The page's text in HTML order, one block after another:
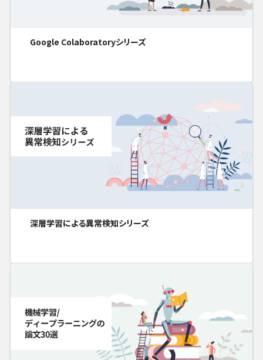
Google Colaboratoryシリーズ
深層学習による異常検知シリーズ